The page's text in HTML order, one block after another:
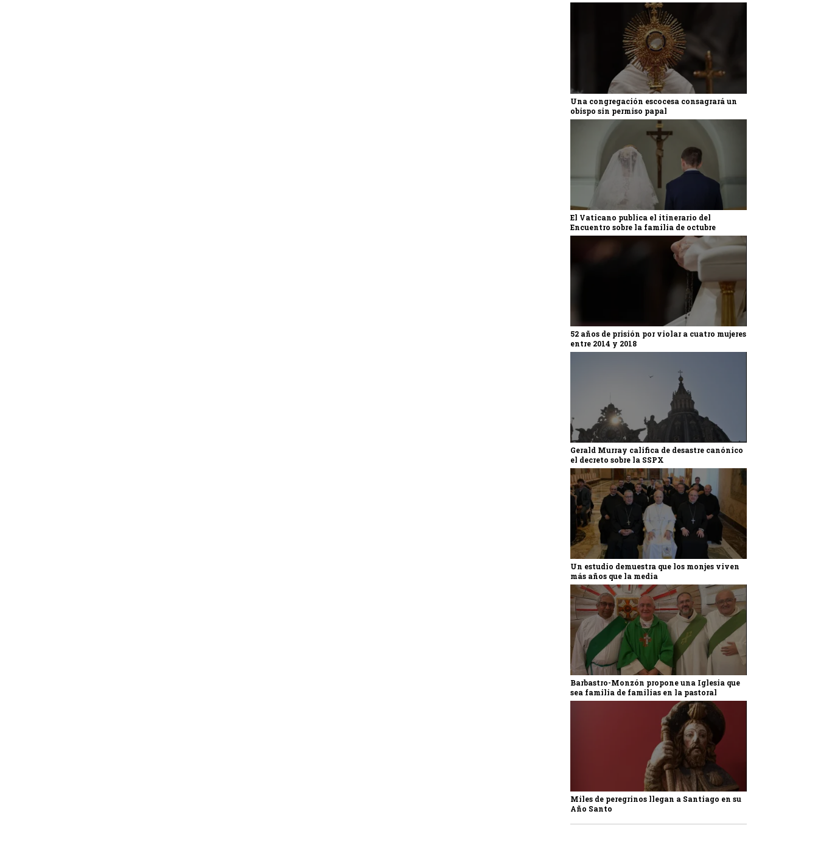
Una congregación escocesa consagrará un
obispo sin permiso papal
El Vaticano publica el itinerario del
Encuentro sobre la familia de octubre
52 años de prisión por violar a cuatro mujeres
entre 2014 y 2018
Gerald Murray califica de desastre canónico
el decreto sobre la SSPX
Un estudio demuestra que los monjes viven
más años que la media
Barbastro-Monzón propone una Iglesia que
sea familia de familias en la pastoral
Miles de peregrinos llegan a Santiago en su
Año Santo